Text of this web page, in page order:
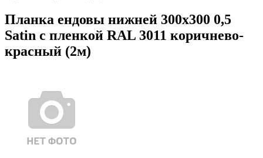
Планка ендовы нижней 300х300 0,5
Satin с пленкой RAL 3011 коричнево-
красный (2м)